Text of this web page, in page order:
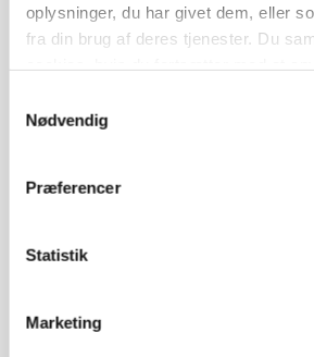
oplysninger, du har givet dem, eller
fra din brug af deres tjenester. Du
Nødvendig
Præferencer
Statistik
Marketing
Rådgiver om DB-Tjek: Små